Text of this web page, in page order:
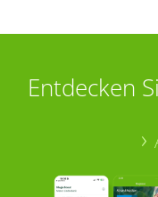
Entdecken